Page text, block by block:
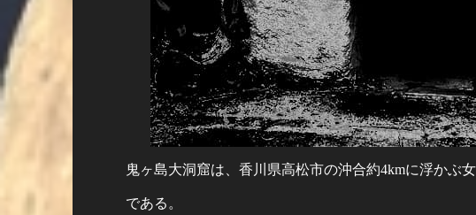
鬼ヶ島大洞窟は、香川県高松市の沖合約4kmに浮かぶ
である。